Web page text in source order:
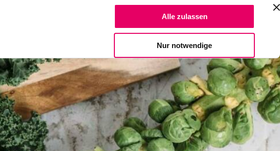
Alle zulassen
Nur notwendige
Spendiere einen Kaffee
Suche